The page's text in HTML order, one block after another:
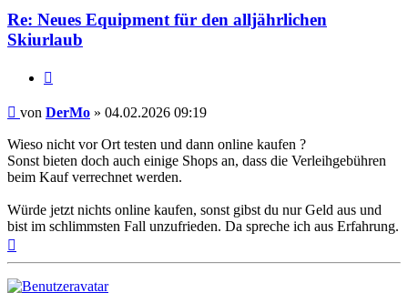
Re: Neues Equipment für den alljährlichen
Skiurlaub
Beitrag
von DerMo » 04.02.2026 09:19
Wieso nicht vor Ort testen und dann online kaufen ?
Sonst bieten doch auch einige Shops an, dass die Verleihgebühren
beim Kauf verrechnet werden.
Würde jetzt nichts online kaufen, sonst gibst du nur Geld aus und
bist im schlimmsten Fall unzufrieden. Da spreche ich aus Erfahrung.